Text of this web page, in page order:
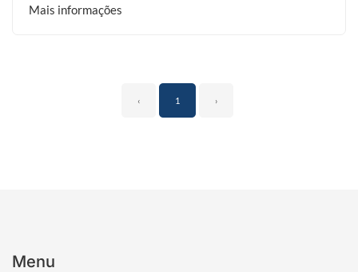
Mais informações
‹ 1 ›
Menu